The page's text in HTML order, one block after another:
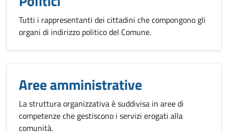
Tutti i rappresentanti dei cittadini che compongono gli
organi di indirizzo politico del Comune.
Aree amministrative
La struttura organizzativa è suddivisa in aree di
competenze che gestiscono i servizi erogati alla
comunità.